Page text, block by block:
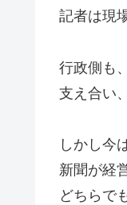
記者は現
行政側も
支え合い
しかし今
新聞が経
どちらで